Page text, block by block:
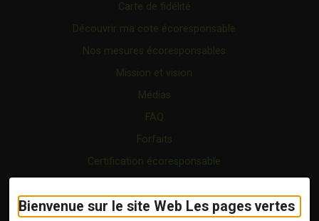
Bienvenue sur le site Web Les pages vertes
Carte de fidélité
Découvrir ma cote écoresponsable
Nos mesures écoresponsables
Mission et vision
Médias
FAQ
Forfaits
Certification écoresponsable
Vidéo